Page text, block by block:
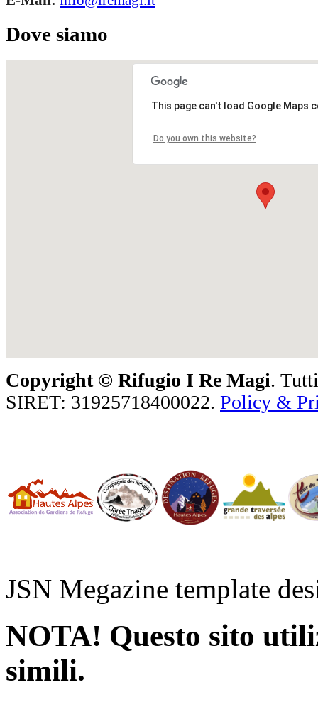
Dove siamo
This page can't load Google Maps
Do you own this website?
Copyright © Rifugio I Re Magi.
SIRET: 31925718400022. Policy &
JSN Megazine template
NOTA! Questo sito
simili.